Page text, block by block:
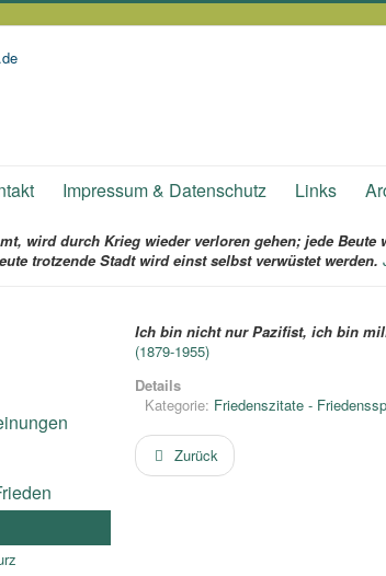
Impressum & Datenschutz Links
wird durch Krieg wieder verloren gehen; jede
trotzende Stadt wird einst selbst verwüstet werden.
Ich bin nicht nur Pazifist, ich bin
(1879-1955)
Details
Kategorie: Friedenszitate -
Zurück